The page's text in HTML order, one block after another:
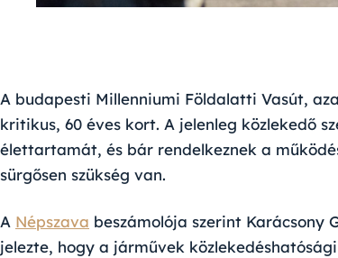
A budapesti Millenniumi Földalatti Vasút,
kritikus, 60 éves kort. A jelenleg közlekedő
élettartamát, és bár rendelkeznek a
sürgősen szükség van.
A Népszava beszámolója szerint
jelezte, hogy a járművek